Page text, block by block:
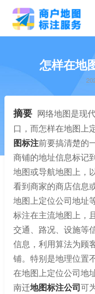
怎样在地
摘要 网络地图是现
口，而怎样在地图上
图标注前要搞清楚的
商铺的地址信息标记
地图或导航地图上，
看到商家的商店信息
地图上定位公司地址
标注在主流地图上，
交通、路况、设施等
信息，利用算法为顾
铺。特别是地理位置
在地图上定位公司地
南迁地图标注公司可